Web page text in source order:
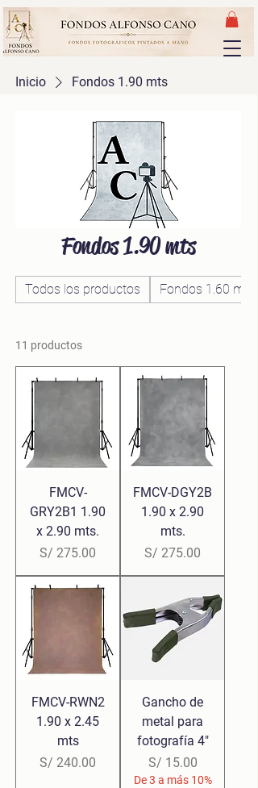
Inicio Fondos 1.90 mts
Fondos 1.90 mts
Todos los productos Fondos 1.60 mts
11 productos
FMCV-
GRY2B1 1.90
x 2.90 mts.
Precio
S/ 275.00
FMCV-DGY2B
1.90 x 2.90
mts.
Precio
S/ 275.00
FMCV-RWN2
1.90 x 2.45
mts
Precio
S/ 240.00
Gancho de
metal para
fotografía 4"
Precio
S/ 15.00
De 3 a más 10%